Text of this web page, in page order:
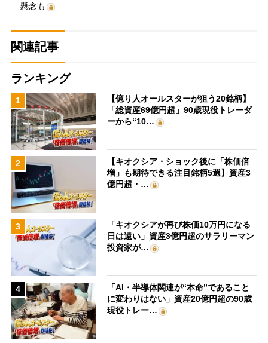
懸念も
関連記事
ランキング
1
【億り人オールスターが狙う20銘柄】
「総資産69億円超」90歳現役トレーダ
ーから“10…
2
【キオクシア・ショック後に「株価倍
増」も期待できる注目銘柄5選】資産3
億円超・…
3
「キオクシアが再び株価10万円になる
日は遠い」資産3億円超のサラリーマン
投資家が…
4
「AI・半導体関連が“本命”であること
に変わりはない」資産20億円超の90歳
現役トレー…